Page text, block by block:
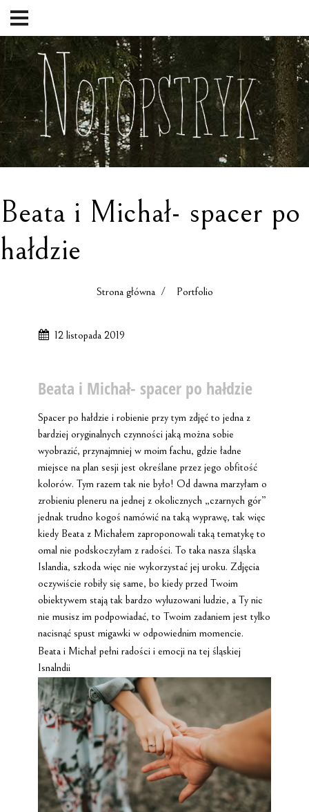
Beata i Michał- spacer po
hałdzie
Strona główna/ Portfolio
12 listopada 2019
Beata i Michał- spacer po hałdzie
Spacer po hałdzie i robienie przy tym zdjęć to jedna z
bardziej oryginalnych czynności jaką można sobie
wyobrazić, przynajmniej w moim fachu, gdzie ładne
miejsce na plan sesji jest określane przez jego obfitość
kolorów. Tym razem tak nie było! Od dawna marzyłam o
zrobieniu pleneru na jednej z okolicznych „czarnych gór”
jednak trudno kogoś namówić na taką wyprawę, tak więc
kiedy Beata z Michałem zaproponowali taką tematykę to
omal nie podskoczyłam z radości. To taka nasza śląska
Islandia, szkoda więc nie wykorzystać jej uroku. Zdjęcia
oczywiście robiły się same, bo kiedy przed Twoim
obiektywem stają tak bardzo wyluzowani ludzie, a Ty nic
nie musisz im podpowiadać, to Twoim zadaniem jest tylko
nacisnąć spust migawki w odpowiednim momencie.
Beata i Michał pełni radości i emocji na tej śląskiej
Isnalndii